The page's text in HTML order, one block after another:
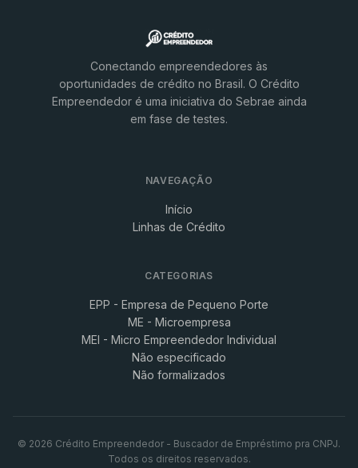
Conectando empreendedores às
oportunidades de crédito no Brasil. O Crédito
Empreendedor é uma iniciativa do Sebrae ainda
em fase de testes.
NAVEGAÇÃO
Início
Linhas de Crédito
CATEGORIAS
EPP - Empresa de Pequeno Porte
ME - Microempresa
MEI - Micro Empreendedor Individual
Não especificado
Não formalizados
© 2026 Crédito Empreendedor - Buscador de Empréstimo pra CNPJ.
Todos os direitos reservados.